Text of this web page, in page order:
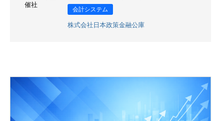
催社
会計システム
株式会社日本政策金融公庫